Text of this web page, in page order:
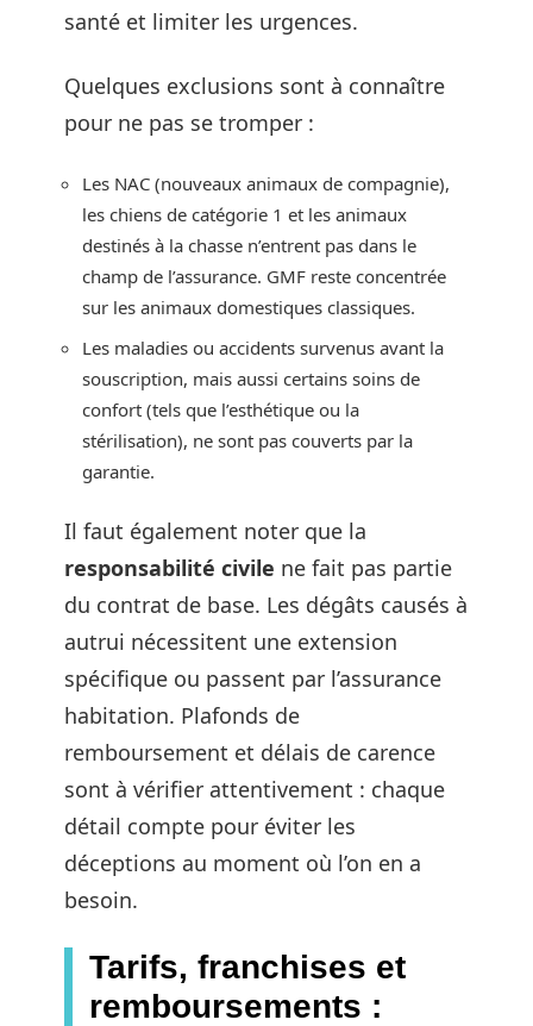
santé et limiter les urgences.
Quelques exclusions sont à connaître
pour ne pas se tromper :
Les NAC (nouveaux animaux de compagnie),
les chiens de catégorie 1 et les animaux
destinés à la chasse n’entrent pas dans le
champ de l’assurance. GMF reste concentrée
sur les animaux domestiques classiques.
Les maladies ou accidents survenus avant la
souscription, mais aussi certains soins de
confort (tels que l’esthétique ou la
stérilisation), ne sont pas couverts par la
garantie.
Il faut également noter que la
responsabilité civile ne fait pas partie
du contrat de base. Les dégâts causés à
autrui nécessitent une extension
spécifique ou passent par l’assurance
habitation. Plafonds de
remboursement et délais de carence
sont à vérifier attentivement : chaque
détail compte pour éviter les
déceptions au moment où l’on en a
besoin.
Tarifs, franchises et
remboursements :